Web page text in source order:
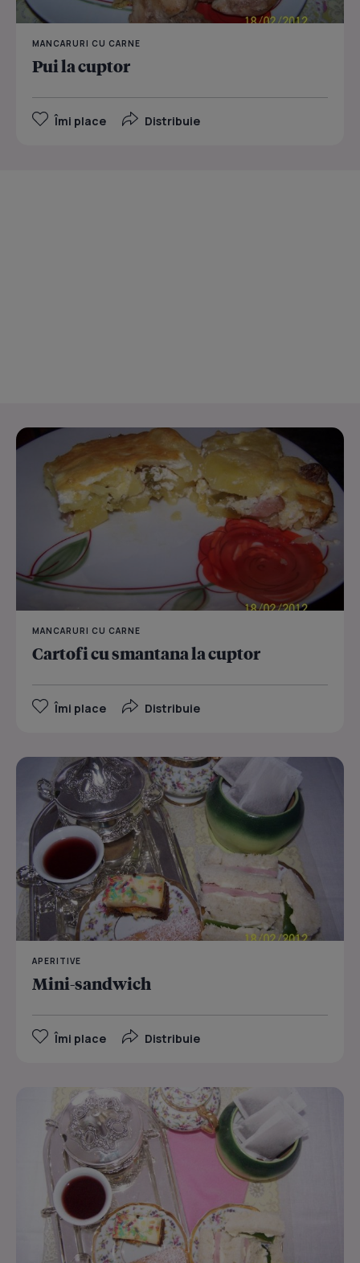
MANCARURI CU CARNE
Pui la cuptor
Îmi place Distribuie
MANCARURI CU CARNE
Cartofi cu smantana la cuptor
Îmi place Distribuie
APERITIVE
Mini-sandwich
Îmi place Distribuie